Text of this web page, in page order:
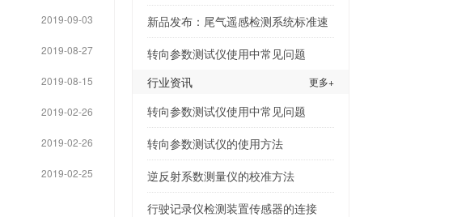
2019-09-03
2019-08-27
2019-08-15
2019-02-26
2019-02-26
2019-02-25
新品发布：尾气遥感检测系统标准速
转向参数测试仪使用中常见问题
行业资讯
更多+
转向参数测试仪使用中常见问题
转向参数测试仪的使用方法
逆反射系数测量仪的校准方法
行驶记录仪检测装置传感器的连接